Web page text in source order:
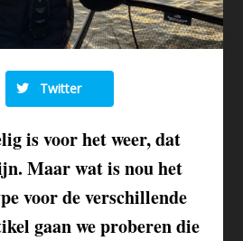
Twitter
is voor het weer, dat
Maar wat is nou het
voor de verschillende
gaan we proberen die